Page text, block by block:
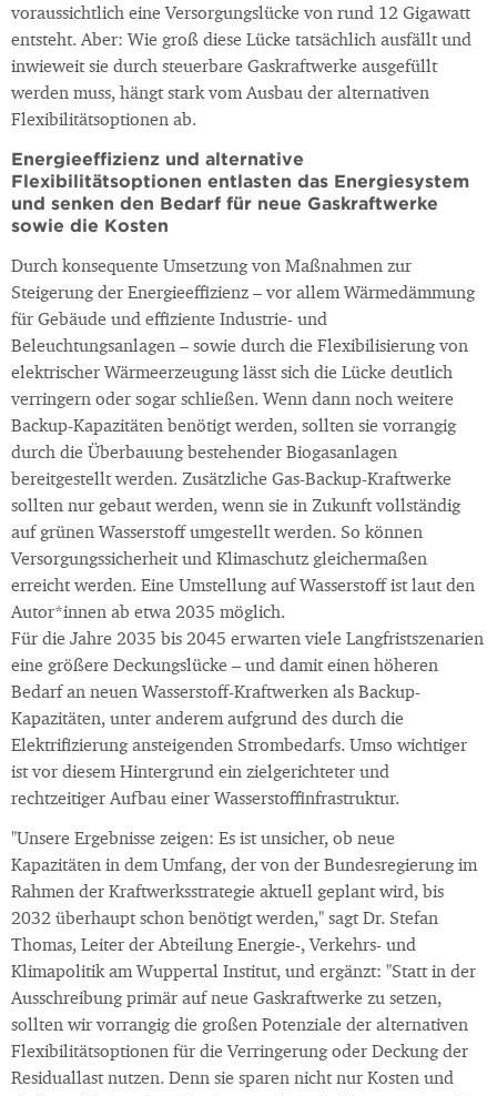
voraussichtlich eine Versorgungslücke von rund 12 Gigawatt
entsteht. Aber: Wie groß diese Lücke tatsächlich ausfällt und
inwieweit sie durch steuerbare Gaskraftwerke ausgefüllt
werden muss, hängt stark vom Ausbau der alternativen
Flexibilitätsoptionen ab.
Energieeffizienz und alternative
Flexibilitätsoptionen entlasten das Energiesystem
und senken den Bedarf für neue Gaskraftwerke
sowie die Kosten
Durch konsequente Umsetzung von Maßnahmen zur
Steigerung der Energieeffizienz – vor allem Wärmedämmung
für Gebäude und effiziente Industrie- und
Beleuchtungsanlagen – sowie durch die Flexibilisierung von
elektrischer Wärmeerzeugung lässt sich die Lücke deutlich
verringern oder sogar schließen. Wenn dann noch weitere
Backup-Kapazitäten benötigt werden, sollten sie vorrangig
durch die Überbauung bestehender Biogasanlagen
bereitgestellt werden. Zusätzliche Gas-Backup-Kraftwerke
sollten nur gebaut werden, wenn sie in Zukunft vollständig
auf grünen Wasserstoff umgestellt werden. So können
Versorgungssicherheit und Klimaschutz gleichermaßen
erreicht werden. Eine Umstellung auf Wasserstoff ist laut den
Autor*innen ab etwa 2035 möglich.
Für die Jahre 2035 bis 2045 erwarten viele Langfristszenarien
eine größere Deckungslücke – und damit einen höheren
Bedarf an neuen Wasserstoff-Kraftwerken als Backup-
Kapazitäten, unter anderem aufgrund des durch die
Elektrifizierung ansteigenden Strombedarfs. Umso wichtiger
ist vor diesem Hintergrund ein zielgerichteter und
rechtzeitiger Aufbau einer Wasserstoffinfrastruktur.
"Unsere Ergebnisse zeigen: Es ist unsicher, ob neue
Kapazitäten in dem Umfang, der von der Bundesregierung im
Rahmen der Kraftwerksstrategie aktuell geplant wird, bis
2032 überhaupt schon benötigt werden," sagt Dr. Stefan
Thomas, Leiter der Abteilung Energie-, Verkehrs- und
Klimapolitik am Wuppertal Institut, und ergänzt: "Statt in der
Ausschreibung primär auf neue Gaskraftwerke zu setzen,
sollten wir vorrangig die großen Potenziale der alternativen
Flexibilitätsoptionen für die Verringerung oder Deckung der
Residuallast nutzen. Denn sie sparen nicht nur Kosten und